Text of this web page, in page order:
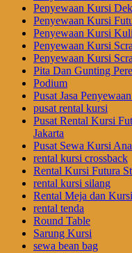
Penyewaan Kursi
Penyewaan Kursi
Penyewaan Kursi
Penyewaan Kursi
Penyewaan Kursi
Pita Dan Gunting
Podium
Pusat Jasa
pusat rental kursi
Pusat Rental Kursi
Jakarta
Pusat Sewa Kursi
rental kursi crossback
Rental Kursi Futura
rental kursi silang
Rental Meja dan
rental tenda
Round Table
Sarung Kursi
sewa bean bag